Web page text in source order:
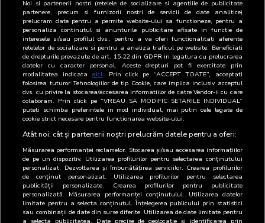
128
Grupul Media Camina SRL
Radio
difuzor
129 Radio Guerrilla SRL
Radio
difuzor
130 ARBOmedia SRL
Regie de
publicitate
131 Best Advertising Worldwide SRL
publicitate
Noi si partenerii nostri (retelele de socializare si agentiile de publicitate
partenere, precum si furnizorii nostri de servicii de date analitice)
prelucram date pentru a permite website-ului sa functioneze, pentru a
personaliza continutul si anunturile publicitare afisate in functie de
interesele si/sau profilul dvs., pentru a va oferi functionalitati aferente
retelelor de socializare si pentru a analiza traficul pe website. Beneficiati
de drepturile prevazute de art. 15-22 din GDPR in legatura cu prelucrarea
datelor cu caracter personal. Aceste drepturi pot fi exercitate prin
modalitatea indicata aici. Prin click pe “ACCEPT TOATE”, acceptati
folosirea tuturor Tehnologiilor de tip Cookie, care implica inclusiv acceptul
dvs. cu privire la stocarea/accesarea informatiilor de catre Vendor-ii cu care
colaboram. Prin click pe “VREAU SA MODIFIC SETARILE INDIVIDUAL”
puteti schimba preferintele in mod individual, mai putin cele legate de
cookie strict necesare pentru functionarea website-ului.
Atât noi, cât și partenerii noștri prelucrăm datele pentru a oferi:
Măsurarea performanței reclamelor. Stocarea și/sau accesarea informațiilor
de pe un dispozitiv. Utilizarea profilurilor pentru selectarea conținutului
personalizat. Dezvoltarea și îmbunătățirea serviciilor. Crearea profilurilor
de conținut personalizat. Utilizarea profilurilor pentru selectarea
publicității personalizate. Crearea profilurilor pentru publicitate
personalizată. Măsurarea performanței conținutului. Utilizarea datelor
limitate pentru a selecta conținutul. Înțelegerea publicului prin statistici
sau combinații de date din surse diferite. Utilizarea de date limitate pentru
a selecta publicitatea. Date precise de geolocație și identificarea prin